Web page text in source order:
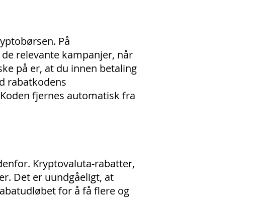
På
relevante kampanjer, når
på er, at du innen betaling
rabatkodens
fjernes automatisk fra
Kryptovaluta-rabatter,
Det er uundgåeligt, at
for å få flere og